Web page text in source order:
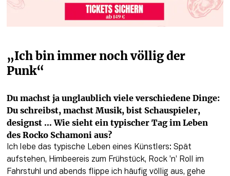
„Ich bin immer noch völlig der
Punk“
Du machst ja unglaublich viele verschiedene Dinge:
Du schreibst, machst Musik, bist Schauspieler,
designst … Wie sieht ein typischer Tag im Leben
des Rocko Schamoni aus?
Ich lebe das typische Leben eines Künstlers: Spät
aufstehen, Himbeereis zum Frühstück, Rock ’n’ Roll im
Fahrstuhl und abends flippe ich häufig völlig aus, gehe